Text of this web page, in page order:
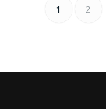
1 2